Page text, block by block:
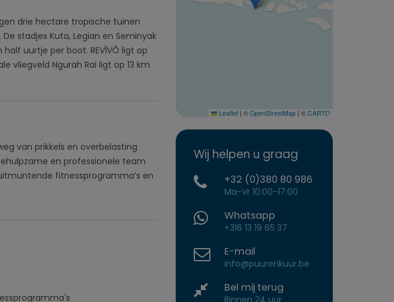
drie hectare tropische tuinen
stadjes Kuta, Legian en Seminyak
uurtje per boot. REVĪVÕ ligt op
vliegveld Ngurah Rai ligt op 13 km
van prikkels en overbelasting
en professionele team
fitnessprogramma’s en
Leaflet | © OpenStreetMap | © CARTO
Wij helpen u graag
+32 (0)380 80 986
Ma-Vr 10:00-17:00
Whatsapp
+316 13 19 65 37
E-mail
info@puurenkuur.be
Bel mij terug
Binnen 24 uur